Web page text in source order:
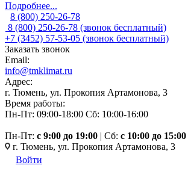
Подробнее...
8 (800) 250-26-78
8 (800) 250-26-78 (звонок бесплатный)
+7 (3452) 57-53-05 (звонок бесплатный)
Заказать звонок
Email:
info@tmklimat.ru
Адрес:
г. Тюмень, ул. Прокопия Артамонова, 3
Время работы:
Пн-Пт: 09:00-18:00 Сб: 10:00-16:00
Пн-Пт: c 9:00 до 19:00 | Сб: с 10:00 до 15:00
г. Тюмень, ул. Прокопия Артамонова, 3
Войти